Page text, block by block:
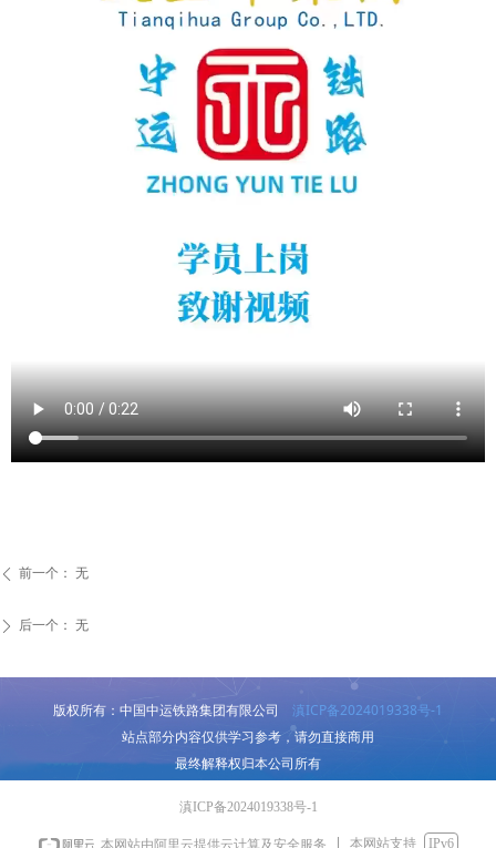
ꄴ 前一个： 无
ꄲ 后一个： 无
版权所有：中国中运铁路集团有限公司 滇ICP备2024019338号-1
站点部分内容仅供学习参考，请勿直接商用
最终解释权归本公司所有
滇ICP备2024019338号-1
本网站由阿里云提供云计算及安全服务 本网站支持 IPv6